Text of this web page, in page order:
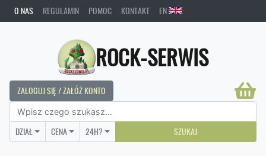
O NAS REGULAMIN POMOC KONTAKT EN
ROCK-SERWIS
ZALOGUJ SIĘ / ZAŁÓŻ KONTO
DZIAŁ CENA 24H? SZUKAJ